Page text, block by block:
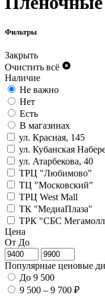
Фильтры
Закрыть
Очистить всё
Наличие
Не важно
Нет
Есть
В магазинах
ул. Красная, 145
ул. Кубанская
ул. Атарбекова, 40
ТРЦ "Любимово"
ТЦ "Московский"
ТРЦ West Mall
ТК "МедиаПлаза"
ТРК "СБС
Цена
От До
Популярные ценовые
До 9 500
9 500 – 9 700 ₽